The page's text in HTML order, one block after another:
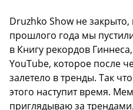
Druzhko Show не закрыто,
прошлого года мы
в Книгу рекордов
YouTube, которое после
залетело в тренды. Так
этого наступит время.
приглядываю за